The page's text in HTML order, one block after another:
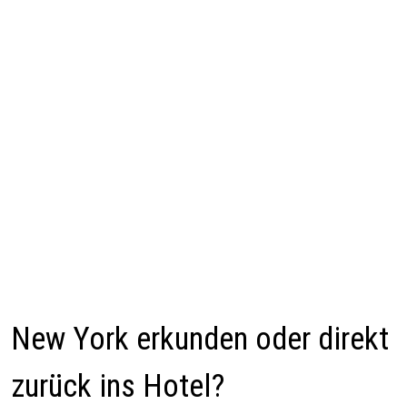
New York erkunden oder direkt
zurück ins Hotel?